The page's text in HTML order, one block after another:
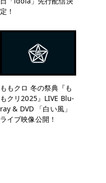
定！
ももクロ 冬の祭典『も
もクリ2025』LIVE Blu-
ray & DVD 「白い風」
ライブ映像公開！